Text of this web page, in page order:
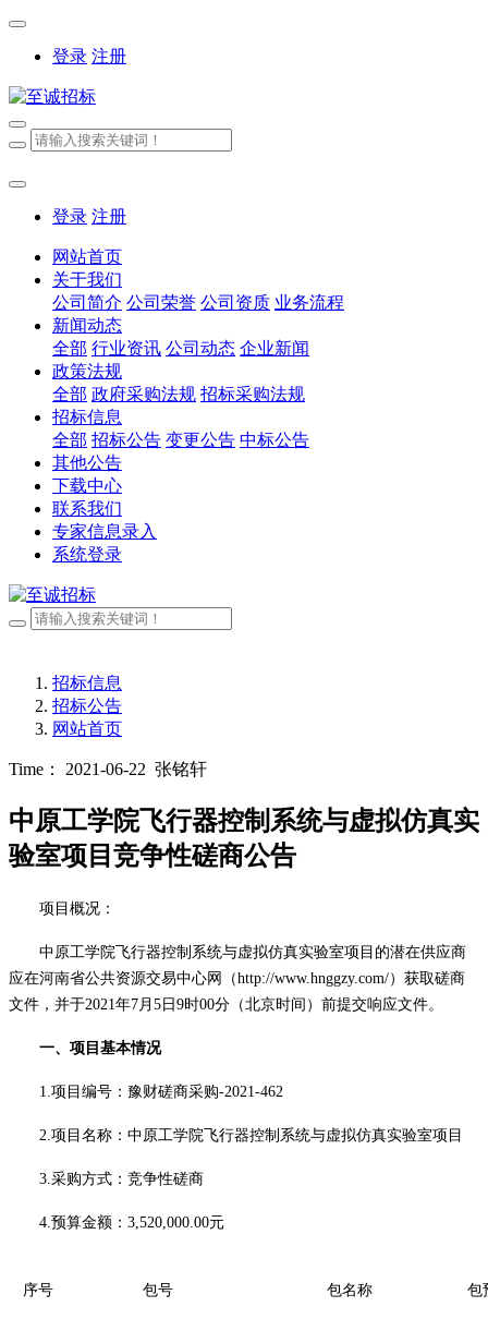
登录 注册
登录 注册
网站首页
关于我们
公司简介 公司荣誉 公司资质 业务流程
新闻动态
全部 行业资讯 公司动态 企业新闻
政策法规
全部 政府采购法规 招标采购法规
招标信息
全部 招标公告 变更公告 中标公告
其他公告
下载中心
联系我们
专家信息录入
系统登录
招标信息
招标公告
网站首页
Time： 2021-06-22 张铭轩
中原工学院飞行器控制系统与虚拟仿真实
验室项目竞争性磋商公告
项目概况：
中原工学院飞行器控制系统与虚拟仿真实验室项目的潜在供应商
应在河南省公共资源交易中心网（http://www.hnggzy.com/）获取磋商
文件，并于2021年7月 5 日 9时00分（北京时间）前提交响应文件。
一、项目基本情况
1.项目编号：豫财磋商采购-2021-462
2.项目名称：中原工学院飞行器控制系统与虚拟仿真实验室项目
3.采购方式：竞争性磋商
4.预算金额：3,520,000.00元
序号 包号 包名称 包